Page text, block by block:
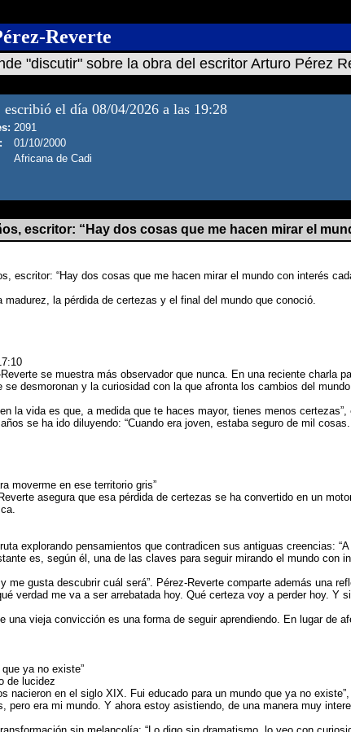
Reverte
"discutir" sobre la obra del escritor Arturo Pérez
escribió el día 08/04/2026 a las 19:28
2091
01/10/2000
Africana de Cadi
escritor: “Hay dos cosas que me hacen mirar el
escritor: “Hay dos cosas que me hacen mirar el mundo con interés
madurez, la pérdida de certezas y el final del mundo que conoció.
se muestra más observador que nunca. En una reciente charla
desmoronan y la curiosidad con la que afronta los cambios del
la vida es que, a medida que te haces mayor, tienes menos
se ha ido diluyendo: “Cuando era joven, estaba seguro de mil
moverme en ese territorio gris”
asegura que esa pérdida de certezas se ha convertido en un
explorando pensamientos que contradicen sus antiguas creencias:
es, según él, una de las claves para seguir mirando el mundo con
me gusta descubrir cuál será”. Pérez-Reverte comparte además una
verdad me va a ser arrebatada hoy. Qué certeza voy a perder hoy. Y
una vieja convicción es una forma de seguir aprendiendo. En lugar
ya no existe”
de lucidez
nacieron en el siglo XIX. Fui educado para un mundo que ya no
pero era mi mundo. Y ahora estoy asistiendo, de una manera muy